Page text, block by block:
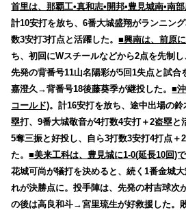
首里は、那覇工•真和志•開邦•豊見城南•南
計10安打を放ち、6番大城盛翔がランニン
数3安打3打点と活躍した。■興南は、前原
ち、初回にWスチールなどから2点を先制し
先発の背番号11山名陽彩が5回1失点と試合
嘉澄久→背番号18後藤葵季が継投した。■
コールド)。計16安打を放ち、途中出場の
塁打、9番大城敬音が4打数4安打＋2盗塁と
5奪三振と好投し、自ら3打数3安打4打点＋
た。■美来工科は、豊見城に1-0(延長10回)
花城可尚が犠打を決めると、続く1番金城
れが決勝点に。投手陣は、先発の村吉球次
の後は高良和斗→宮里琉生が好救援した。